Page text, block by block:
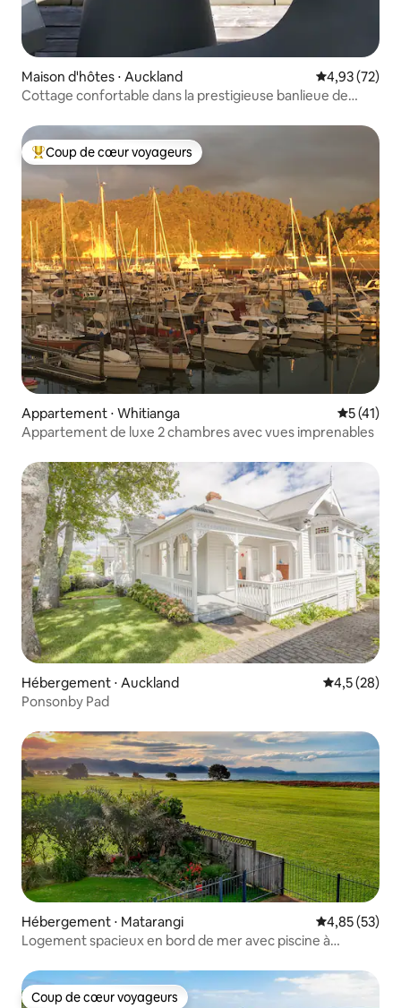
Maison d'hôtes ⋅ Auckland Évaluation
4,93 (72)
Cottage confortable dans la prestigieuse banlieue de
Coups de cœur voyageurs les plus appréciés
Coup de cœur voyageurs
Appartement ⋅ Whitianga
5 (41)
Appartement de luxe 2 chambres avec vues imprenables
Hébergement ⋅ Auckland Évaluation
4,5 (28)
Ponsonby Pad
Hébergement ⋅ Matarangi Évaluation
4,85 (53)
Logement spacieux en bord de mer avec piscine à
Coup de cœur voyageurs